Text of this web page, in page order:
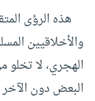
هذه الرؤى
والأخلاقيين
الهجري، لا
البعض دون